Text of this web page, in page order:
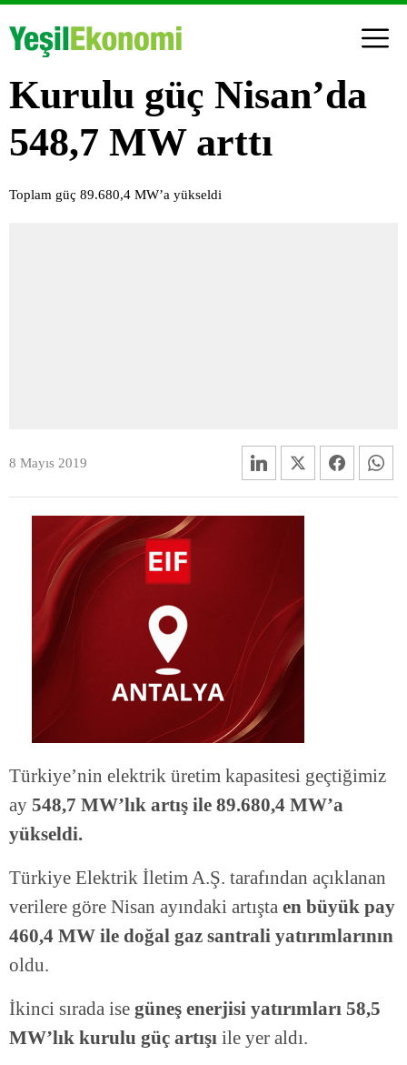
Kurulu güç Nisan’da
548,7 MW arttı
Toplam güç 89.680,4 MW’a yükseldi
8 Mayıs 2019
Türkiye’nin elektrik üretim kapasitesi geçtiğimiz
ay 548,7 MW’lık artış ile 89.680,4 MW’a
yükseldi.
Türkiye Elektrik İletim A.Ş. tarafından açıklanan
verilere göre Nisan ayındaki artışta en büyük pay
460,4 MW ile doğal gaz santrali yatırımlarının
oldu.
İkinci sırada ise güneş enerjisi yatırımları 58,5
MW’lık kurulu güç artışı ile yer aldı.